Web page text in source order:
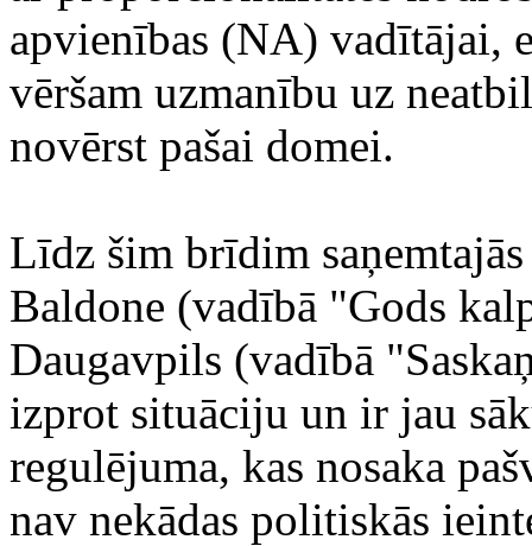
apvienības (NA) vadītājai,
vēršam uzmanību uz
novērst pašai domei.
Līdz šim brīdim
Baldone (vadībā "Gods
Daugavpils (vadībā
izprot situāciju un ir jau
regulējuma, kas nosaka
nav nekādas politiskās